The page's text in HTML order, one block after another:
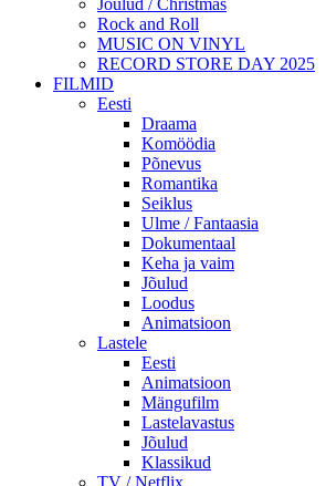
Jõulud / Christmas
Rock and Roll
MUSIC ON VINYL
RECORD STORE DAY 2025
FILMID
Eesti
Draama
Komöödia
Põnevus
Romantika
Seiklus
Ulme / Fantaasia
Dokumentaal
Keha ja vaim
Jõulud
Loodus
Animatsioon
Lastele
Eesti
Animatsioon
Mängufilm
Lastelavastus
Jõulud
Klassikud